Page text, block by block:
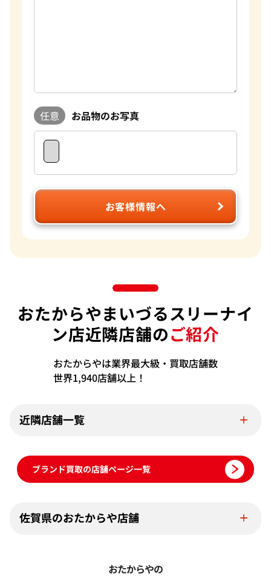
任意 お品物のお写真
お客様情報へ
おたからやまいづるスリーナイ
ン店近隣店舗のご紹介
おたからやは業界最大級・買取店舗数
世界1,940店舗以上！
近隣店舗一覧
ブランド買取の店舗ページ一覧
佐賀県のおたからや店舗
おたからやの